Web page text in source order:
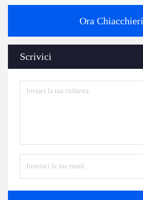
Ora Chiacchieri
Scrivici